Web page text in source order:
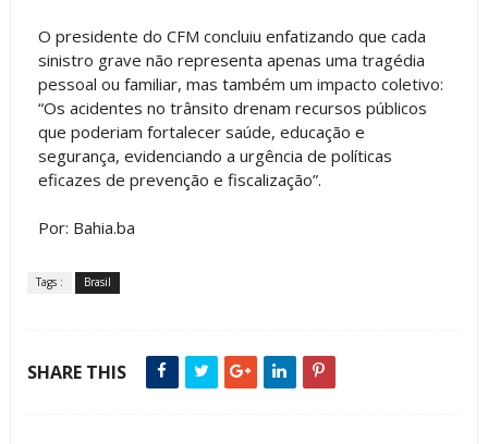
O presidente do CFM concluiu enfatizando que cada
sinistro grave não representa apenas uma tragédia
pessoal ou familiar, mas também um impacto coletivo:
“Os acidentes no trânsito drenam recursos públicos
que poderiam fortalecer saúde, educação e
segurança, evidenciando a urgência de políticas
eficazes de prevenção e fiscalização”.
Por: Bahia.ba
Tags : Brasil
SHARE THIS